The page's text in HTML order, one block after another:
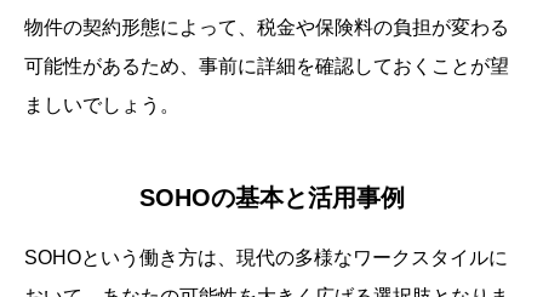
物件の契約形態によって、税金や保険料の負担が変わる
可能性があるため、事前に詳細を確認しておくことが望
ましいでしょう。
SOHOの基本と活用事例
SOHOという働き方は、現代の多様なワークスタイルに